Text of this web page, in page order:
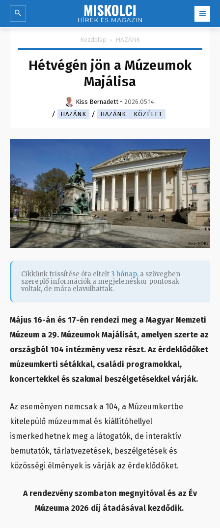
Kezdőlap HAZÁNK
Hétvégén jön a Múzeumok
Majálisa
Kiss Bernadett - 2026.05.14.
HAZÁNK
HAZÁNK - KÖZÉLET
Cikkünk frissítése óta eltelt 3 hónap, a szövegben
szereplő információk a megjelenéskor pontosak
voltak, de mára elavulhattak.
Május 16-án és 17-én rendezi meg a Magyar Nemzeti
Múzeum a 29. Múzeumok Majálisát, amelyen szerte az
országból 104 intézmény vesz részt. Az érdeklődőket
múzeumkerti sétákkal, családi programokkal,
koncertekkel és szakmai beszélgetésekkel várják.
Az eseményen nemcsak a 104, a Múzeumkertbe
kitelepülő múzeummal és kiállítóhellyel
ismerkedhetnek meg a látogatók, de interaktív
bemutatók, tárlatvezetések, beszélgetések és
közösségi élmények is várják az érdeklődőket.
A rendezvény szombaton megnyitóval és az Év
Múzeuma 2026 díj átadásával kezdődik.